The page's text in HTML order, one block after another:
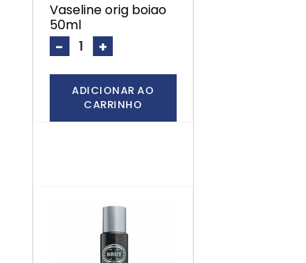
vaseline orig boiao
50ml
- +
ADICIONAR AO
CARRINHO